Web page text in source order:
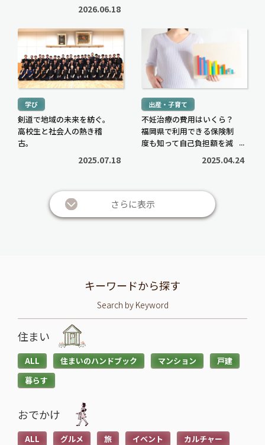
2026.06.18
続
を
読
む
> 学び
剣道で地域の未来を紡ぐ。
高校生と社会人の熱き稽
古。
2025.07.18
を
読
む
> 出産・子育て
不妊治療の費用はいくら？
福岡県で利用できる保険制
度も知って自己負担額を減
2025.04.24
さらに表示
キーワードから探す
Search by Keyword
住まい
ALL 住まいのハンドブック マンション
戸建
暮らす
おでかけ
ALL グルメ 旅 イベント
カルチャー